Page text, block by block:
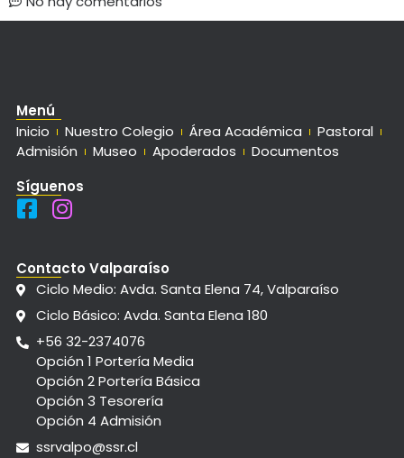
Menú
Inicio
Nuestro Colegio Área Académica
Pastoral
Admisión
Museo Apoderados
Documentos
Síguenos
Contacto Valparaíso
Ciclo Medio: Avda. Santa Elena 74, Valparaíso
Ciclo Básico: Avda. Santa Elena 180
+56 32-2374076
Opción 1 Portería Media
Opción 2 Portería Básica
Opción 3 Tesorería
Opción 4 Admisión
ssrvalpo@ssr.cl